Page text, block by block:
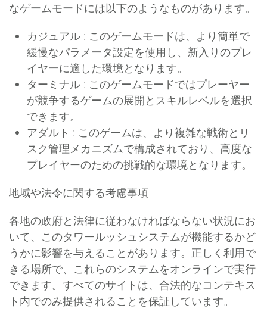
なゲームモードには以下のようなものがあります。
カジュアル : このゲームモードは、より簡単で
緩慢なパラメータ設定を使用し、新入りのプレ
イヤーに適した環境となります。
ターミナル : このゲームモードではプレーヤー
が競争するゲームの展開とスキルレベルを選択
できます。
アダルト : このゲームは、より複雑な戦術とリ
スク管理メカニズムで構成されており、高度な
プレイヤーのための挑戦的な環境となります。
地域や法令に関する考慮事項
各地の政府と法律に従わなければならない状況にお
いて、このタワールッシュシステムが機能するかど
うかに影響を与えることがあります。正しく利用で
きる場所で、これらのシステムをオンラインで実行
できます。すべてのサイトは、合法的なコンテキス
ト内でのみ提供されることを保証しています。